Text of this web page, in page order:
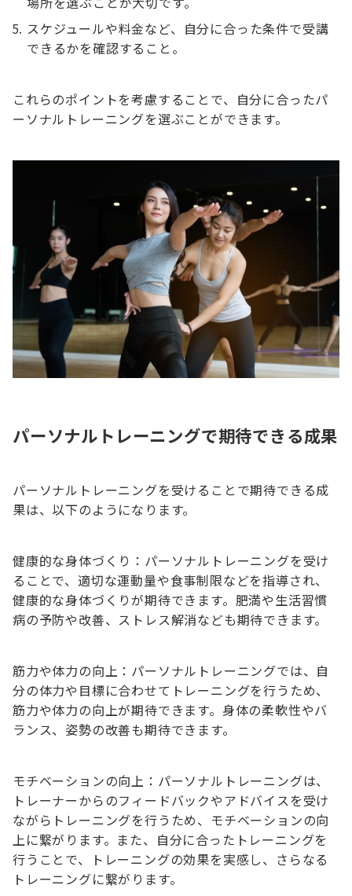
スケジュールや料金など、自分に合った条件で受講
できるかを確認すること。
これらのポイントを考慮することで、自分に合ったパ
ーソナルトレーニングを選ぶことができます。
パーソナルトレーニングで期待できる成果
パーソナルトレーニングを受けることで期待できる成
果は、以下のようになります。
健康的な身体づくり：パーソナルトレーニングを受け
ることで、適切な運動量や食事制限などを指導され、
健康的な身体づくりが期待できます。肥満や生活習慣
病の予防や改善、ストレス解消なども期待できます。
筋力や体力の向上：パーソナルトレーニングでは、自
分の体力や目標に合わせてトレーニングを行うため、
筋力や体力の向上が期待できます。身体の柔軟性やバ
ランス、姿勢の改善も期待できます。
モチベーションの向上：パーソナルトレーニングは、
トレーナーからのフィードバックやアドバイスを受け
ながらトレーニングを行うため、モチベーションの向
上に繋がります。また、自分に合ったトレーニングを
行うことで、トレーニングの効果を実感し、さらなる
トレーニングに繋がります。